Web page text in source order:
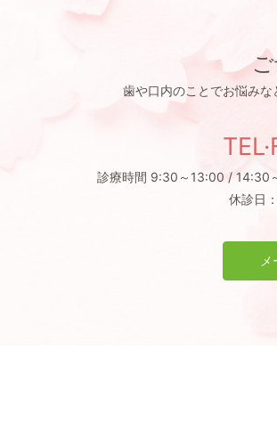
歯や口内のことでお悩みな
診療時間 9:30～13:00 / 14:30
休診日